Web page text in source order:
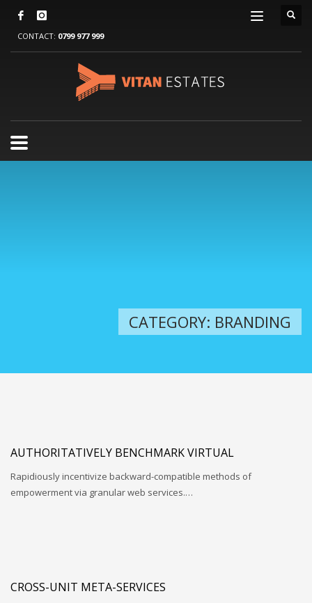
CONTACT: 0799 977 999
CATEGORY: BRANDING
AUTHORITATIVELY BENCHMARK VIRTUAL
Rapidiously incentivize backward-compatible methods of
empowerment via granular web services.…
CROSS-UNIT META-SERVICES